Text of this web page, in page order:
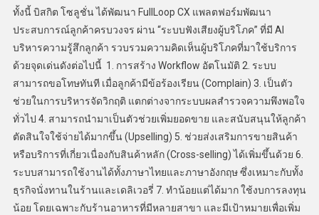
ทั้งนี้ บิสกิต โซลูชั่น ได้พัฒนา FullLoop CX แพลตฟอร์มพัฒนา
ประสบการณ์ลูกค้าครบวงจร ผ่าน “ระบบฟังเสียงผู้บริโภค” ที่มี AI
บริหารความรู้สึกลูกค้า รวบรวมความคิดเห็นผู้บริโภคที่มาใช้บริการ
ด้วยจุดเด่นดังต่อไปนี้ 1. การสร้าง Workflow อัตโนมัติ 2. ระบบ
สามารถขอโทษทันที เมื่อลูกค้ามีข้อร้องเรียน (Complain) 3. เป็นตัว
ช่วยในการบริหารจัดวิกฤติ แตกต่างจากระบบผลสำรวจความพึงพอใจ
ทั่วไป 4. สามารถนำมาเป็นตัวช่วยเพิ่มยอดขาย และสนับสนุนให้ลูกค้า
ตัดสินใจใช้จ่ายได้มากขึ้น (Upselling) 5. ช่วยส่งเสริมการขายสินค้า
หรือบริการที่เกี่ยวเนื่องกับสินค้าหลัก (Cross-selling) ได้เพิ่มขึ้นด้วย 6.
ระบบสามารถใช้งานได้ทั้งภาษาไทยและภาษาอังกฤษ ซึ่งเหมาะกับทั้ง
ธุรกิจนั่งทานในร้านและเดลิเวอรี่ 7. ทำน้อยแต่ได้มาก ใช้งบการลงทุน
น้อย โดยเฉพาะกับร้านอาหารที่มีหลายสาขา และมีเป้าหมายเพื่อเพิ่ม